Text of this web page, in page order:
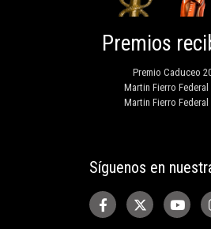
Síguenos en
Premios
Premio Caduceo
Martin Fierro Federal
Martin Fierro Federal